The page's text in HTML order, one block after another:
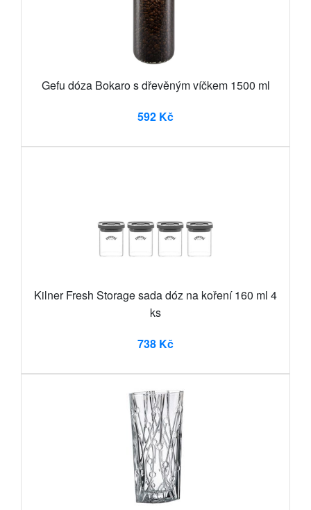
Gefu dóza Bokaro s dřevěným víčkem 1500 ml
592 Kč
Kilner Fresh Storage sada dóz na koření 160 ml 4
ks
738 Kč